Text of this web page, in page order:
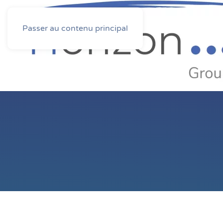
Passer au contenu principal